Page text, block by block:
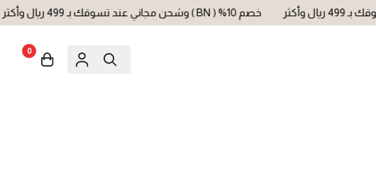
خصم 10% ( BN ) وشحن مجاني عند تسوقك بـ 499 ريال وأكثر
0